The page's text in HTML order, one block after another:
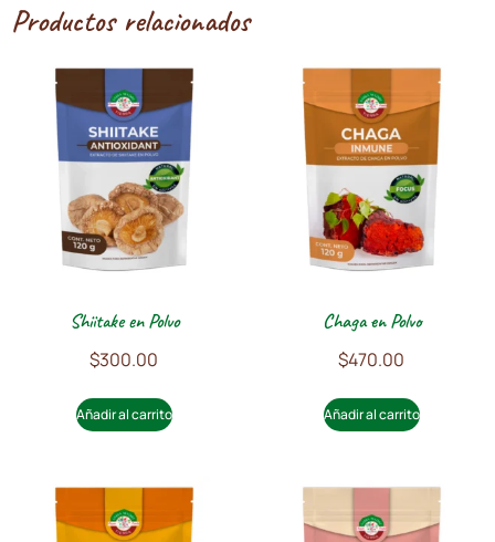
Productos relacionados
Shiitake en Polvo
$300.00
Añadir al carrito
Chaga en Polvo
$470.00
Añadir al carrito